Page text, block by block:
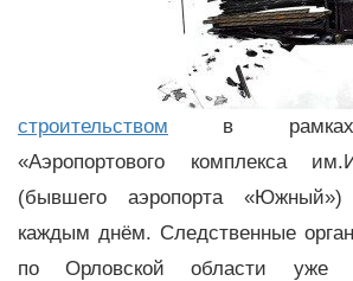
строительством в рамках
«Аэропортового комплекса
(бывшего аэропорта «Южный»)
каждым днём. Следственные
по Орловской области уже